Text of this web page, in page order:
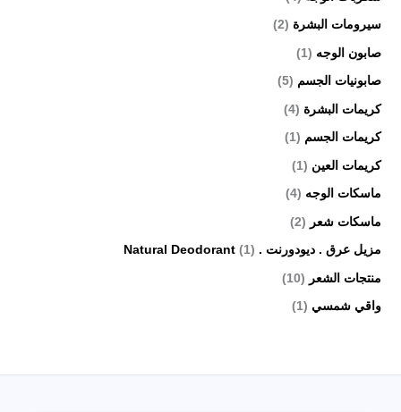
سيرومات البشرة (2)
صابون الوجه (1)
صابونيات الجسم (5)
كريمات البشرة (4)
كريمات الجسم (1)
كريمات العين (1)
ماسكات الوجه (4)
ماسكات شعر (2)
مزيل عرق . ديودورنت . Natural Deodorant (1)
منتجات الشعر (10)
واقي شمسي (1)